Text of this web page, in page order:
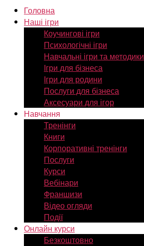
Головна
Наші ігри
Коучингові ігри
Психологічні ігри
Навчальні ігри та методики
Ігри для бізнеса
Ігри для родини
Послуги для бізнеса
Аксесуари для ігор
Навчання
Тренінги
Книги
Корпоративні тренінги
Послуги
Курси
Вебінари
Франшизи
Відео огляди
Події
Онлайн курси
Безкоштовно